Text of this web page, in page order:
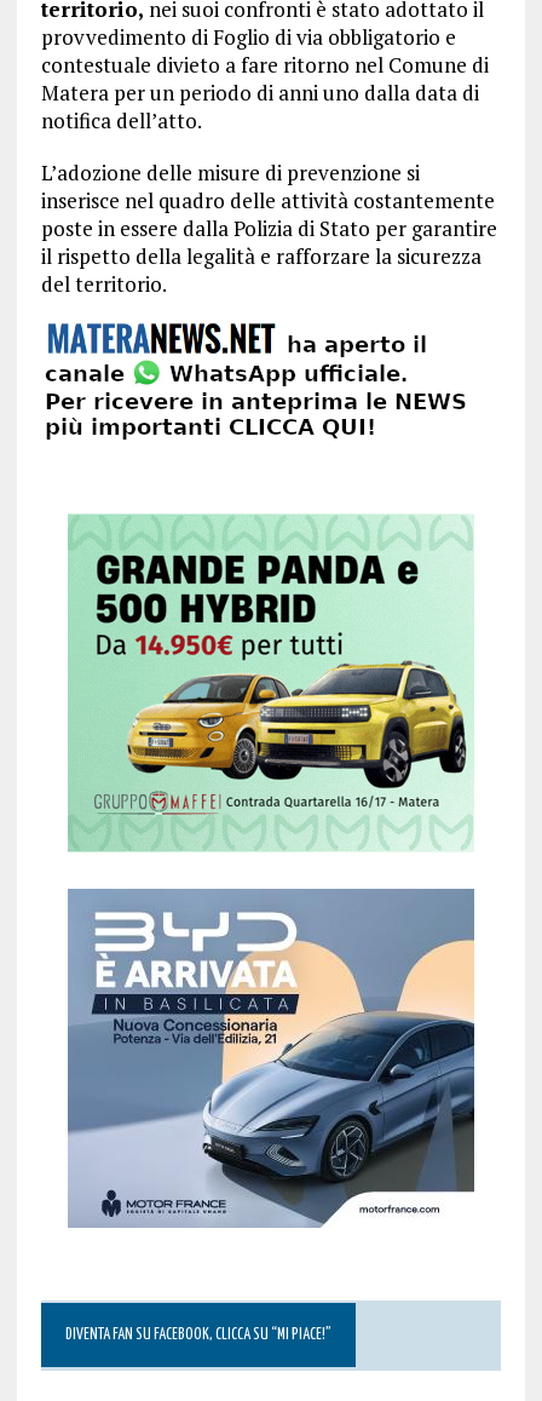
territorio, nei suoi confronti è stato adottato il
provvedimento di Foglio di via obbligatorio e
contestuale divieto a fare ritorno nel Comune di
Matera per un periodo di anni uno dalla data di
notifica dell’atto.
L’adozione delle misure di prevenzione si
inserisce nel quadro delle attività costantemente
poste in essere dalla Polizia di Stato per garantire
il rispetto della legalità e rafforzare la sicurezza
del territorio.
DIVENTA FAN SU FACEBOOK, CLICCA SU “MI PIACE!”